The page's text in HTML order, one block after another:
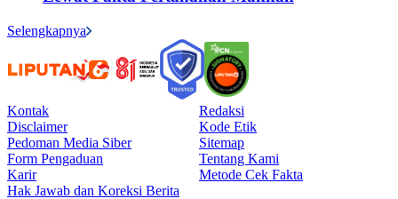
Selengkapnya
Kontak
Redaksi
Disclaimer
Kode Etik
Pedoman Media Siber
Sitemap
Form Pengaduan
Tentang Kami
Karir
Metode Cek Fakta
Hak Jawab dan Koreksi Berita